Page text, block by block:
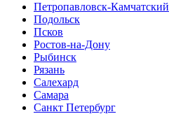
Петропавловск-Камчатский
Подольск
Псков
Ростов-на-Дону
Рыбинск
Рязань
Салехард
Самара
Санкт Петербург